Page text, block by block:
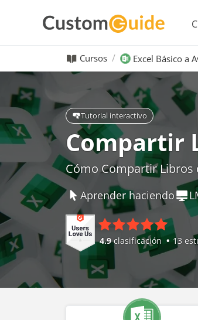
Cursos Excel Básico a
Tutorial interactivo
Compartir
Cómo Compartir Libros
Aprender haciendo
4.9clasificación 13